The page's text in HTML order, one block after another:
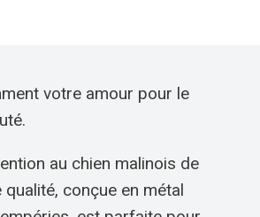
votre amour pour le
au chien malinois de
qualité, conçue en métal